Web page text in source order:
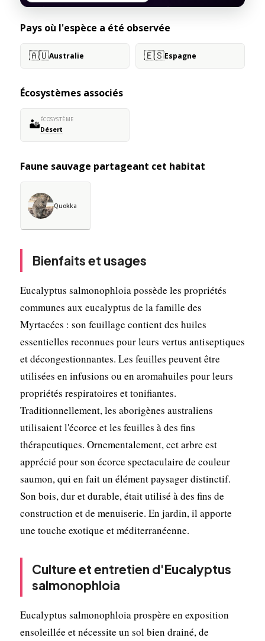
Pays où l'espèce a été observée
🇦🇺Australie 🇪🇸Espagne
Écosystèmes associés
🏜️ÉCOSYSTÈME
Désert
Faune sauvage partageant cet habitat
Quokka
Bienfaits et usages
Eucalyptus salmonophloia possède les propriétés
communes aux eucalyptus de la famille des
Myrtacées : son feuillage contient des huiles
essentielles reconnues pour leurs vertus antiseptiques
et décongestionnantes. Les feuilles peuvent être
utilisées en infusions ou en aromahuiles pour leurs
propriétés respiratoires et tonifiantes.
Traditionnellement, les aborigènes australiens
utilisaient l'écorce et les feuilles à des fins
thérapeutiques. Ornementalement, cet arbre est
apprécié pour son écorce spectaculaire de couleur
saumon, qui en fait un élément paysager distinctif.
Son bois, dur et durable, était utilisé à des fins de
construction et de menuiserie. En jardin, il apporte
une touche exotique et méditerranéenne.
Culture et entretien d'Eucalyptus
salmonophloia
Eucalyptus salmonophloia prospère en exposition
ensoleillée et nécessite un sol bien drainé, de